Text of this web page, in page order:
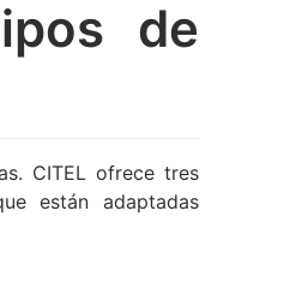
de
CITEL ofrece tres
están adaptadas